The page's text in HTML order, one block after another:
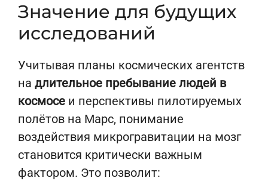
Значение для будущих
исследований
Учитывая планы космических агентств
на длительное пребывание людей в
космосе и перспективы пилотируемых
полётов на Марс, понимание
воздействия микрогравитации на мозг
становится критически важным
фактором. Это позволит: